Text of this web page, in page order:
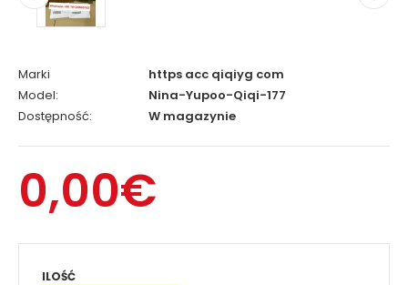
Marki
https acc qiqiyg com
Model:
Nina-Yupoo-Qiqi-177
Dostępność:
W magazynie
0,00€
ILOŚĆ